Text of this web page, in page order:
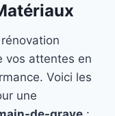
vos attentes en
Voici les
une